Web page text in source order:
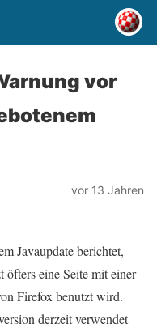
vor
vor 13 Jahren
Javaupdate berichtet,
eine Seite mit einer
Firefox benutzt wird.
derzeit verwendet